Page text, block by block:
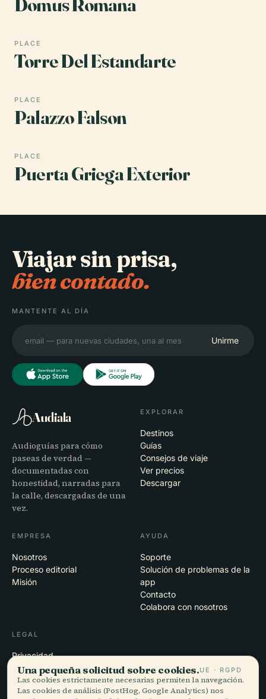
PLACE
Torre Del Estandarte
PLACE
Palazzo Falson
PLACE
Puerta Griega Exterior
Viajar sin prisa,
bien contado.
MANTENTE AL DÍA
Unirme
Audiala
Audioguías para cómo
paseas de verdad —
documentadas con
honestidad, narradas para
la calle, descargadas de una
vez.
EXPLORAR
Destinos
Guías
Consejos de viaje
Ver precios
Descargar
EMPRESA
Nosotros
Proceso editorial
Misión
AYUDA
Soporte
Solución de problemas de la
app
Contacto
Colabora con nosotros
LEGAL
Privacidad
Términos
Configuración de cookies
Eliminar cuenta
Una pequeña solicitud sobre cookies.UE · RGPD
Las cookies estrictamente necesarias permiten la navegación.
Las cookies de análisis (PostHog, Google Analytics) nos